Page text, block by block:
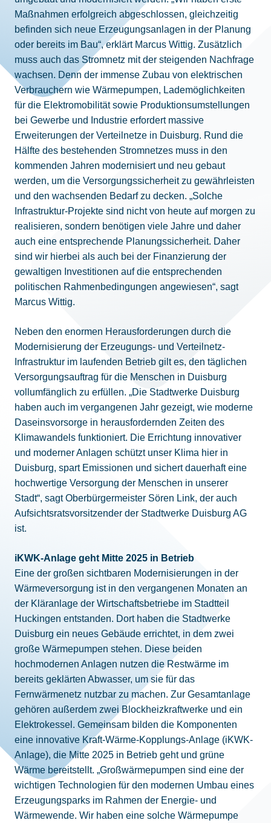
Maßnahmen erfolgreich abgeschlossen, gleichzeitig
befinden sich neue Erzeugungsanlagen in der Planung
oder bereits im Bau“, erklärt Marcus Wittig. Zusätzlich
muss auch das Stromnetz mit der steigenden Nachfrage
wachsen. Denn der immense Zubau von elektrischen
Verbrauchern wie Wärmepumpen, Lademöglichkeiten
für die Elektromobilität sowie Produktionsumstellungen
bei Gewerbe und Industrie erfordert massive
Erweiterungen der Verteilnetze in Duisburg. Rund die
Hälfte des bestehenden Stromnetzes muss in den
kommenden Jahren modernisiert und neu gebaut
werden, um die Versorgungssicherheit zu gewährleisten
und den wachsenden Bedarf zu decken. „Solche
Infrastruktur-Projekte sind nicht von heute auf morgen zu
realisieren, sondern benötigen viele Jahre und daher
auch eine entsprechende Planungssicherheit. Daher
sind wir hierbei als auch bei der Finanzierung der
gewaltigen Investitionen auf die entsprechenden
politischen Rahmenbedingungen angewiesen“, sagt
Marcus Wittig.
Neben den enormen Herausforderungen durch die
Modernisierung der Erzeugungs- und Verteilnetz-
Infrastruktur im laufenden Betrieb gilt es, den täglichen
Versorgungsauftrag für die Menschen in Duisburg
vollumfänglich zu erfüllen. „Die Stadtwerke Duisburg
haben auch im vergangenen Jahr gezeigt, wie moderne
Daseinsvorsorge in herausfordernden Zeiten des
Klimawandels funktioniert. Die Errichtung innovativer
und moderner Anlagen schützt unser Klima hier in
Duisburg, spart Emissionen und sichert dauerhaft eine
hochwertige Versorgung der Menschen in unserer
Stadt“, sagt Oberbürgermeister Sören Link, der auch
Aufsichtsratsvorsitzender der Stadtwerke Duisburg AG
ist.
iKWK-Anlage geht Mitte 2025 in Betrieb
Eine der großen sichtbaren Modernisierungen in der
Wärmeversorgung ist in den vergangenen Monaten an
der Kläranlage der Wirtschaftsbetriebe im Stadtteil
Huckingen entstanden. Dort haben die Stadtwerke
Duisburg ein neues Gebäude errichtet, in dem zwei
große Wärmepumpen stehen. Diese beiden
hochmodernen Anlagen nutzen die Restwärme im
bereits geklärten Abwasser, um sie für das
Fernwärmenetz nutzbar zu machen. Zur Gesamtanlage
gehören außerdem zwei Blockheizkraftwerke und ein
Elektrokessel. Gemeinsam bilden die Komponenten
eine innovative Kraft-Wärme-Kopplungs-Anlage (iKWK-
Anlage), die Mitte 2025 in Betrieb geht und grüne
Wärme bereitstellt. „Großwärmepumpen sind eine der
wichtigen Technologien für den modernen Umbau eines
Erzeugungsparks im Rahmen der Energie- und
Wärmewende. Wir haben eine solche Wärmepumpe